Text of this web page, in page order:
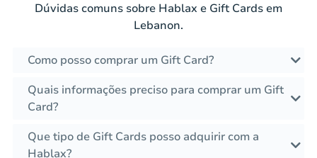
Dúvidas comuns sobre Hablax e Gift Cards em
Lebanon.
Como posso comprar um Gift Card?
Quais informações preciso para comprar um Gift
Card?
Que tipo de Gift Cards posso adquirir com a
Hablax?